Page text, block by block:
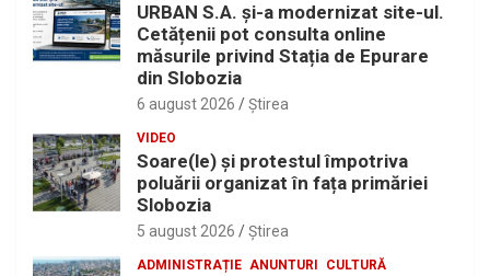
URBAN S.A. și-a modernizat site-ul.
Cetățenii pot consulta online
măsurile privind Stația de Epurare
din Slobozia
6 august 2026 Ştirea
VIDEO
Soare(le) și protestul împotriva
poluării organizat în fața primăriei
Slobozia
5 august 2026 Ştirea
ADMINISTRAȚIE ANUNTURI CULTURĂ